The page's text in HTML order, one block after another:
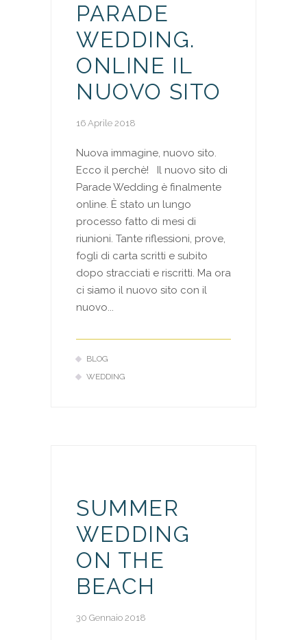
PARADE
WEDDING.
ONLINE IL
NUOVO SITO
16 Aprile 2018
Nuova immagine, nuovo sito.
Ecco il perchè! Il nuovo sito di
Parade Wedding è finalmente
online. È stato un lungo
processo fatto di mesi di
riunioni. Tante riflessioni, prove,
fogli di carta scritti e subito
dopo stracciati e riscritti. Ma ora
ci siamo il nuovo sito con il
nuovo...
BLOG
WEDDING
SUMMER
WEDDING
ON THE
BEACH
30 Gennaio 2018